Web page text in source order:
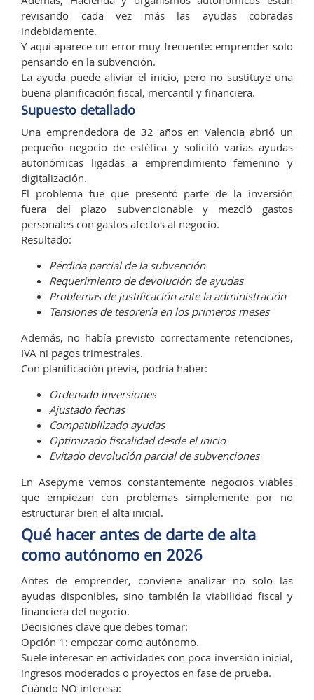
revisando cada vez más las ayudas cobradas
indebidamente.
Y aquí aparece un error muy frecuente: emprender solo
pensando en la subvención.
La ayuda puede aliviar el inicio, pero no sustituye una
buena planificación fiscal, mercantil y financiera.
Supuesto detallado
Una emprendedora de 32 años en Valencia abrió un
pequeño negocio de estética y solicitó varias ayudas
autonómicas ligadas a emprendimiento femenino y
digitalización.
El problema fue que presentó parte de la inversión
fuera del plazo subvencionable y mezcló gastos
personales con gastos afectos al negocio.
Resultado:
Pérdida parcial de la subvención
Requerimiento de devolución de ayudas
Problemas de justificación ante la administración
Tensiones de tesorería en los primeros meses
Además, no había previsto correctamente retenciones,
IVA ni pagos trimestrales.
Con planificación previa, podría haber:
Ordenado inversiones
Ajustado fechas
Compatibilizado ayudas
Optimizado fiscalidad desde el inicio
Evitado devolución parcial de subvenciones
En Asepyme vemos constantemente negocios viables
que empiezan con problemas simplemente por no
estructurar bien el alta inicial.
Qué hacer antes de darte de alta
como autónomo en 2026
Antes de emprender, conviene analizar no solo las
ayudas disponibles, sino también la viabilidad fiscal y
financiera del negocio.
Decisiones clave que debes tomar:
Opción 1: empezar como autónomo.
Suele interesar en actividades con poca inversión inicial,
ingresos moderados o proyectos en fase de prueba.
Cuándo NO interesa: